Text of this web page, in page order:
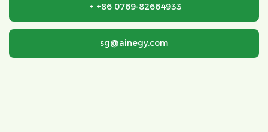
+ +86 0769-82664933
sg@ainegy.com